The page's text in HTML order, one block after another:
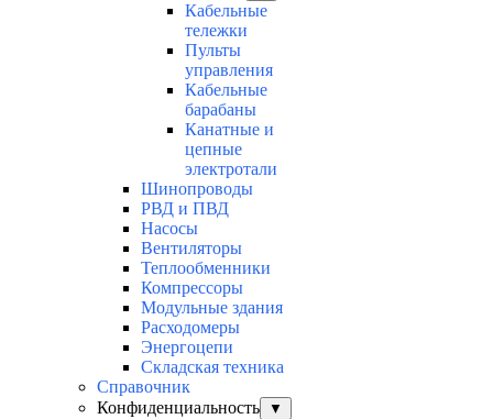
Кабельные
тележки
Пульты
управления
Кабельные
барабаны
Канатные и
цепные
электротали
Шинопроводы
РВД и ПВД
Насосы
Вентиляторы
Теплообменники
Компрессоры
Модульные здания
Расходомеры
Энергоцепи
Складская техника
Справочник
Конфиденциальность
▼